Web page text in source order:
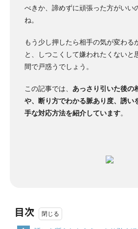
べきか、諦めずに頑張った方がいい
ね。
もう少し押したら相手の気が変わる
と、しつこくして嫌われたくないと
間で戸惑うでしょう。
この記事では、 あっさり引いた後の
や、断り方でわかる脈あり度、誘い
手な対応方法を紹介しています。
目次